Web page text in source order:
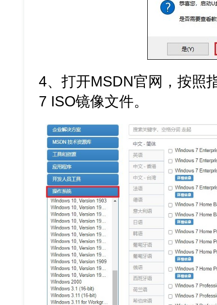
4、打开MSDN官网，按照
7 ISO镜像文件。